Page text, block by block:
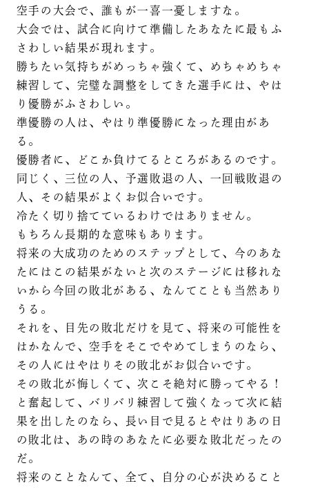
空手の大会で、誰もが一喜一憂しますな。
大会では、試合に向けて準備したあなたに最もふ
さわしい結果が現れます。
勝ちたい気持ちがめっちゃ強くて、めちゃめちゃ
練習して、完璧な調整をしてきた選手には、やは
り優勝がふさわしい。
準優勝の人は、やはり準優勝になった理由があ
る。
優勝者に、どこか負けてるところがあるのです。
同じく、三位の人、予選敗退の人、一回戦敗退の
人、その結果がよくお似合いです。
冷たく切り捨てているわけではありません。
もちろん長期的な意味もあります。
将来の大成功のためのステップとして、今のあな
たにはこの結果がないと次のステージには移れな
いから今回の敗北がある、なんてことも当然あり
うる。
それを、目先の敗北だけを見て、将来の可能性を
はかなんで、空手をそこでやめてしまうのなら、
その人にはやはりその敗北がお似合いです。
その敗北が悔しくて、次こそ絶対に勝ってやる！
と奮起して、バリバリ練習して強くなって次に結
果を出したのなら、長い目で見るとやはりあの日
の敗北は、あの時のあなたに必要な敗北だったの
だ。
将来のことなんて、全て、自分の心が決めること